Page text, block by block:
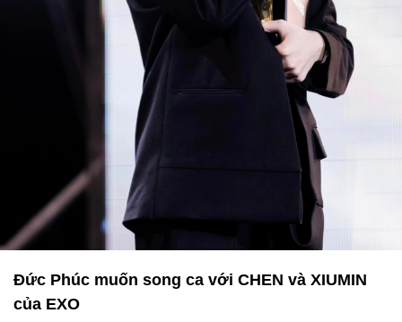
Đức Phúc muốn song ca với CHEN và XIUMIN
của EXO